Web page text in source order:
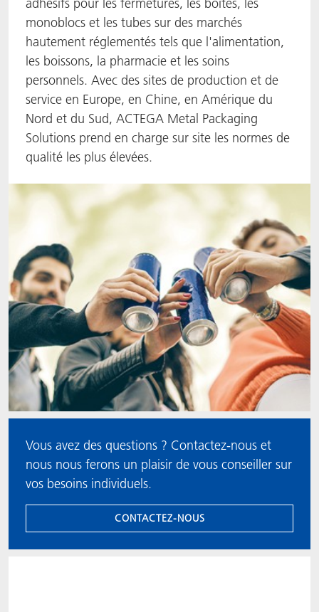
monoblocs et les tubes sur des marchés
hautement réglementés tels que l'alimentation,
les boissons, la pharmacie et les soins
personnels. Avec des sites de production et de
service en Europe, en Chine, en Amérique du
Nord et du Sud, ACTEGA Metal Packaging
Solutions prend en charge sur site les normes de
qualité les plus élevées.
Vous avez des questions ? Contactez-nous et
nous nous ferons un plaisir de vous conseiller sur
vos besoins individuels.
CONTACTEZ-NOUS
ACTNext
BlisterKote
FoodClass
FoodSafe
MotionCoat
PROVALIN
WESSCO
Let's ACT
FAQ
ACTEGA Rhenacoat
ACTEGA Schmid Rhyner